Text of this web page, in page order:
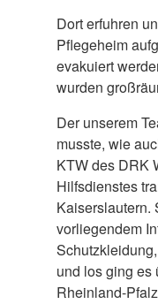
Dort erfuhren
Pflegeheim
evakuiert
wurden
Der unserem
musste, wie
KTW des DRK
Hilfsdienstes
Kaiserslautern.
vorliegendem
und los ging es
Rheinland-